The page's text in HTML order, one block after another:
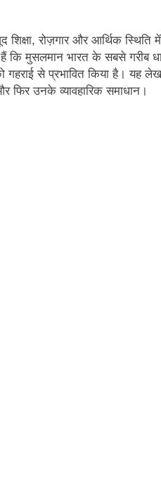
रोज़गार और आर्थिक स्थिति
कि मुसलमान भारत के सबसे गरीब
से प्रभावित किया है। यह लेख
फिर उनके व्यावहारिक समाधान।